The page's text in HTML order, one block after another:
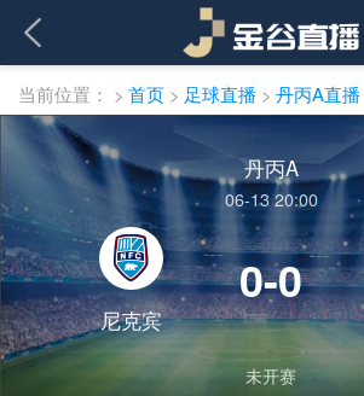
当前位置： > 首页 > 足球直播 > 丹丙A直播
丹丙A
06-13 20:00
尼克宾
0-0
未开赛